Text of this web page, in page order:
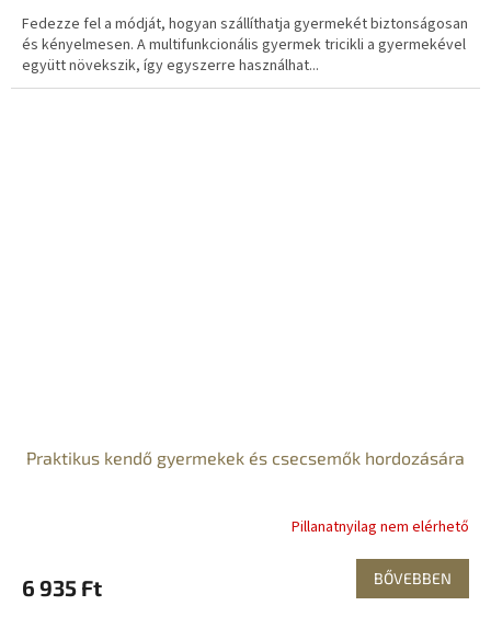
Fedezze fel a módját, hogyan szállíthatja gyermekét biztonságosan
és kényelmesen. A multifunkcionális gyermek tricikli a gyermekével
együtt növekszik, így egyszerre használhat...
Praktikus kendő gyermekek és csecsemők hordozására
Pillanatnyilag nem elérhető
6 935 Ft BŐVEBBEN